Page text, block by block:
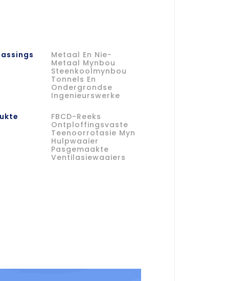
Metaal En Nie-
Metaal Mynbou
Steenkoolmynbou
Tonnels En
Ondergrondse
Ingenieurswerke
FBCD-Reeks
Ontploffingsvaste
Teenoorrotasie Myn
Hulpwaaier
Pasgemaakte
Ventilasiewaaiers